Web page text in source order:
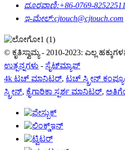
ದೂರವಾಣಿ:+86-0769-82522511
ಇ-ಮೇಲ್:cjtouch@cjtouch.com
© ಕೃತಿಸ್ವಾಮ್ಯ - 2010-2023: ಎಲ್ಲ
ಉತ್ಪನ್ನಗಳು - ಸೈಟ್‌ಮ್ಯಾಪ್
4k ಟಚ್ ಮಾನಿಟರ್, ಟಚ್ ಸ್ಕ್ರೀನ್
ಸ್ಕ್ರೀನ್, ಕೈಗಾರಿಕಾ ಸ್ಪರ್ಶ ಮಾನಿಟರ್,